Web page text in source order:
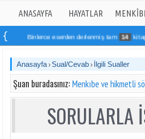
ANASAYFA HAYATLAR
Binlerce eserden derlenmiş tam 14
Anasayfa Sual/Cevab İlgili Sualler
Şuan buradasınız: Menkıbe ve hikmetli
SORULARLA